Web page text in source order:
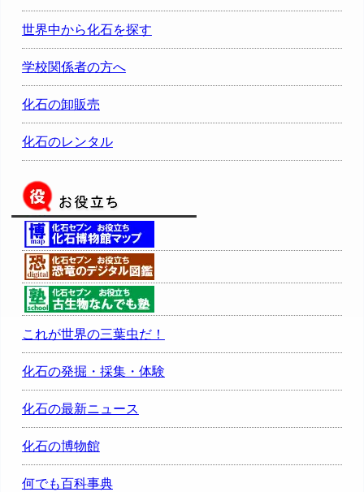
世界中から化石を探す
学校関係者の方へ
化石の卸販売
化石のレンタル
これが世界の三葉虫だ！
化石の発掘・採集・体験
化石の最新ニュース
化石の博物館
何でも百科事典